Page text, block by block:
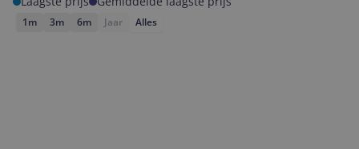
1m 3m 6m Jaar Alles